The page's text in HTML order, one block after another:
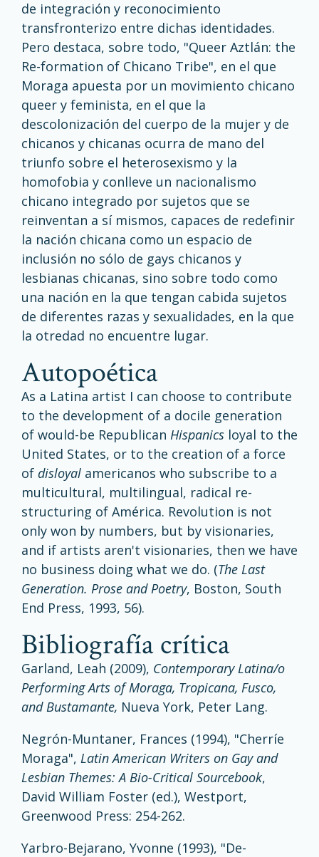
de integración y reconocimiento
transfronterizo entre dichas identidades.
Pero destaca, sobre todo, "Queer Aztlán: the
Re-formation of Chicano Tribe", en el que
Moraga apuesta por un movimiento chicano
queer y feminista, en el que la
descolonización del cuerpo de la mujer y de
chicanos y chicanas ocurra de mano del
triunfo sobre el heterosexismo y la
homofobia y conlleve un nacionalismo
chicano integrado por sujetos que se
reinventan a sí mismos, capaces de redefinir
la nación chicana como un espacio de
inclusión no sólo de gays chicanos y
lesbianas chicanas, sino sobre todo como
una nación en la que tengan cabida sujetos
de diferentes razas y sexualidades, en la que
la otredad no encuentre lugar.
autopoética
As a Latina artist I can choose to contribute
to the development of a docile generation
of would-be Republican Hispanics loyal to the
United States, or to the creation of a force
of disloyal americanos who subscribe to a
multicultural, multilingual, radical re-
structuring of América. Revolution is not
only won by numbers, but by visionaries,
and if artists aren't visionaries, then we have
no business doing what we do. (The Last
Generation. Prose and Poetry, Boston, South
End Press, 1993, 56).
bibliografía crítica
Garland, Leah (2009), Contemporary Latina/o
Performing Arts of Moraga, Tropicana, Fusco,
and Bustamante, Nueva York, Peter Lang.
Negrón-Muntaner, Frances (1994), "Cherríe
Moraga", Latin American Writers on Gay and
Lesbian Themes: A Bio-Critical Sourcebook,
David William Foster (ed.), Westport,
Greenwood Press: 254-262.
Yarbro-Bejarano, Yvonne (1993), "De-